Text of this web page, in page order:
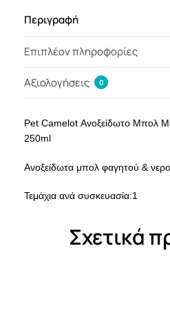
Περιγραφή
Επιπλέον πληροφορίες
Αξιολογήσεις 0
Pet Camelot Ανοξείδωτο Μπολ
250ml
Ανοξείδωτα μπολ φαγητού &
Τεμάχια ανά συσκευασία:1
Σχετικά